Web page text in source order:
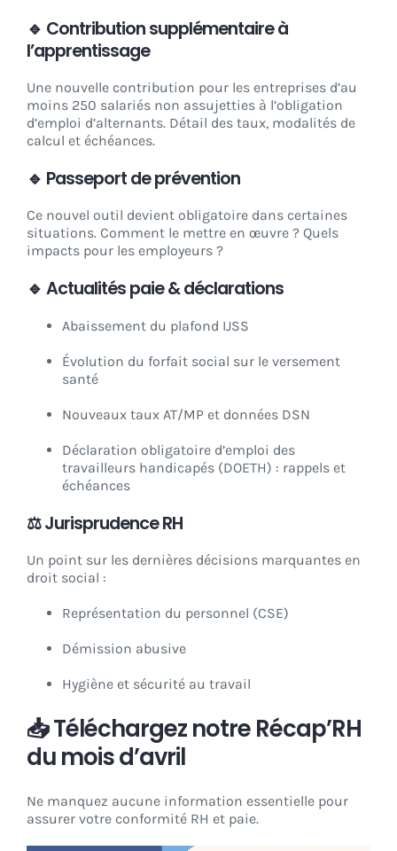
🔹 Contribution supplémentaire à
l’apprentissage
Une nouvelle contribution pour les entreprises d’au
moins 250 salariés non assujetties à l’obligation
d’emploi d’alternants. Détail des taux, modalités de
calcul et échéances.
🔹 Passeport de prévention
Ce nouvel outil devient obligatoire dans certaines
situations. Comment le mettre en œuvre ? Quels
impacts pour les employeurs ?
🔹 Actualités paie & déclarations
Abaissement du plafond IJSS
Évolution du forfait social sur le versement
santé
Nouveaux taux AT/MP et données DSN
Déclaration obligatoire d’emploi des
travailleurs handicapés (DOETH) : rappels et
échéances
⚖️ Jurisprudence RH
Un point sur les dernières décisions marquantes en
droit social :
Représentation du personnel (CSE)
Démission abusive
Hygiène et sécurité au travail
📥 Téléchargez notre Récap’RH
du mois d’avril
Ne manquez aucune information essentielle pour
assurer votre conformité RH et paie.